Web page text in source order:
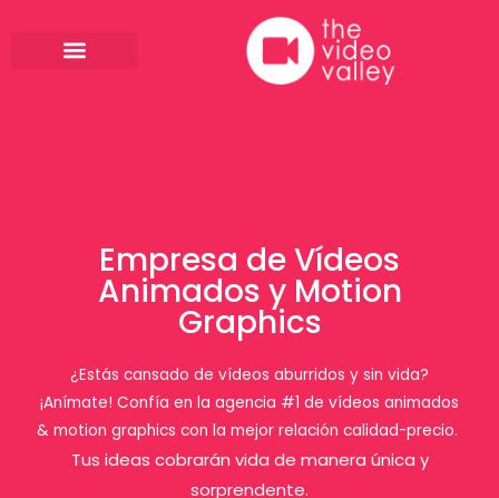
Empresa de Vídeos
Animados y Motion
Graphics
¿Estás cansado de vídeos aburridos y sin vida?
¡Anímate! Confía en la agencia #1 de vídeos animados
& motion graphics con la mejor relación calidad-precio.
Tus ideas cobrarán vida de manera única y
sorprendente.